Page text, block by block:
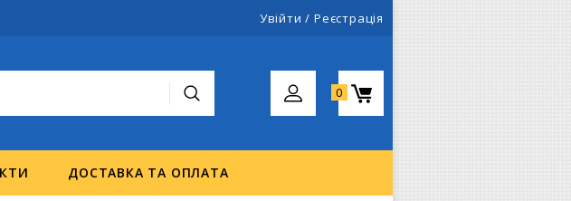
Увійти / Реєстрація
0
ДОСТАВКА ТА ОПЛАТА